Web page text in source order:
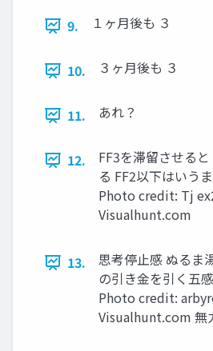
9. １ヶ⽉後も ３
10. ３ヶ⽉後も ３
11. あれ？
12.
FF3を滞留させる
る FF2以下はいう
Photo credit: Tj
Visualhunt.com
13.
思考停⽌感 ぬるま
の引き⾦を引く五
Photo credit:
Visualhunt.com 無